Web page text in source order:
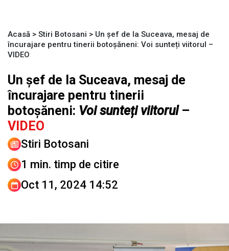
Acasă > Stiri Botosani > Un șef de la Suceava, mesaj de
încurajare pentru tinerii botoșăneni: Voi sunteți viitorul –
VIDEO
Un șef de la Suceava, mesaj de
încurajare pentru tinerii
botoșăneni: Voi sunteți viitorul–
VIDEO
Stiri Botosani
1 min. timp de citire
Oct 11, 2024 14:52